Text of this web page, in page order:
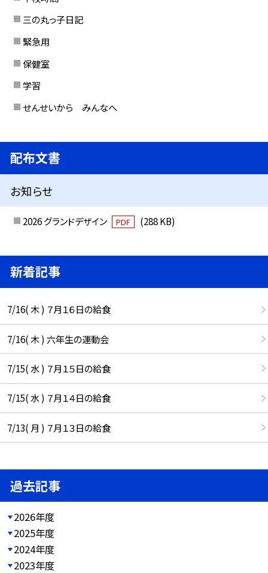
三の丸っ子日記
緊急用
保健室
学習
せんせいから みんなへ
配布文書
お知らせ
2026 グランドデザイン PDF (288 KB)
新着記事
7/16( 木 ) ７月１６日の給食
7/16( 木 ) 六年生の運動会
7/15( 水 ) ７月１５日の給食
7/15( 水 ) ７月１４日の給食
7/13( 月 ) ７月１３日の給食
過去記事
2026年度
2025年度
2024年度
2023年度